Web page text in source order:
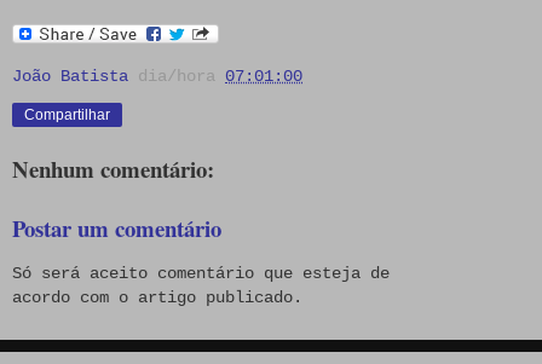
João Batista dia/hora 07:01:00
Compartilhar
Nenhum comentário:
Postar um comentário
Só será aceito comentário que esteja de
acordo com o artigo publicado.